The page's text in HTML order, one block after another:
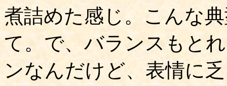
煮詰めた感じ。こんな
て。で、バランスもと
ンなんだけど、表情に